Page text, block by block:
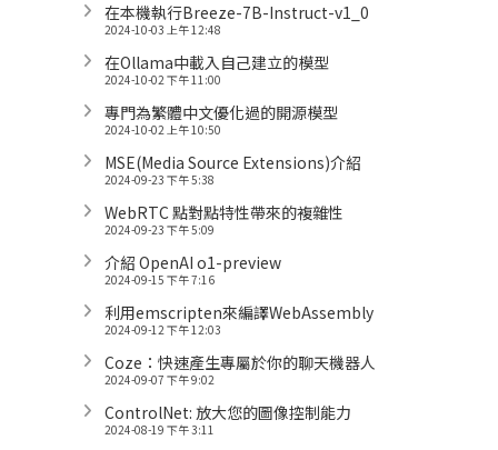
在本機執行Breeze-7B-Instruct-v1_0
2024-10-03 上午 12:48
在Ollama中載入自己建立的模型
2024-10-02 下午 11:00
專門為繁體中文優化過的開源模型
2024-10-02 上午 10:50
MSE(Media Source Extensions)介紹
2024-09-23 下午 5:38
WebRTC 點對點特性帶來的複雜性
2024-09-23 下午 5:09
介紹 OpenAI o1-preview
2024-09-15 下午 7:16
利用emscripten來編譯WebAssembly
2024-09-12 下午 12:03
Coze：快速產生專屬於你的聊天機器人
2024-09-07 下午 9:02
ControlNet: 放大您的圖像控制能力
2024-08-19 下午 3:11